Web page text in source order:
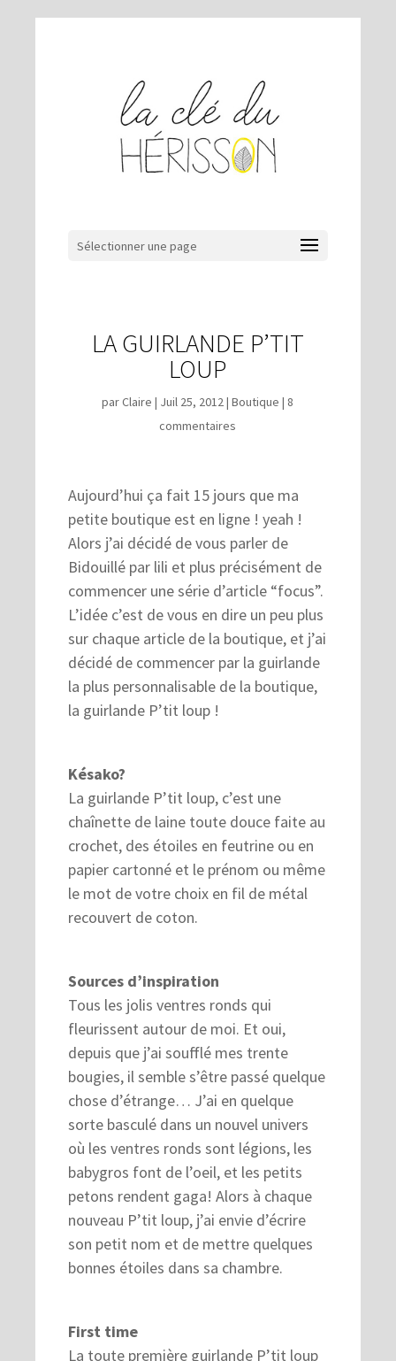
Sélectionner une page
LA GUIRLANDE P’TIT
LOUP
parClaire | Juil 25, 2012|Boutique | 8
commentaires
Aujourd’hui ça fait 15 jours que ma
petite boutique est en ligne ! yeah !
Alors j’ai décidé de vous parler de
Bidouillé par lili et plus précisément de
commencer une série d’article “focus”.
L’idée c’est de vous en dire un peu plus
sur chaque article de la boutique, et j’ai
décidé de commencer par la guirlande
la plus personnalisable de la boutique,
la guirlande P’tit loup !
Késako?
La guirlande P’tit loup, c’est une
chaînette de laine toute douce faite au
crochet, des étoiles en feutrine ou en
papier cartonné et le prénom ou même
le mot de votre choix en fil de métal
recouvert de coton.
Sources d’inspiration
Tous les jolis ventres ronds qui
fleurissent autour de moi. Et oui,
depuis que j’ai soufflé mes trente
bougies, il semble s’être passé quelque
chose d’étrange… J’ai en quelque
sorte basculé dans un nouvel univers
où les ventres ronds sont légions, les
babygros font de l’oeil, et les petits
petons rendent gaga! Alors à chaque
nouveau P’tit loup, j’ai envie d’écrire
son petit nom et de mettre quelques
bonnes étoiles dans sa chambre.
First time
La toute première guirlande P’tit loup